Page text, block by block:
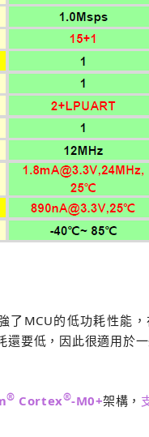
了MCU的低功耗性能
還要低，因此很適用於
® Cortex®-M0+架構，